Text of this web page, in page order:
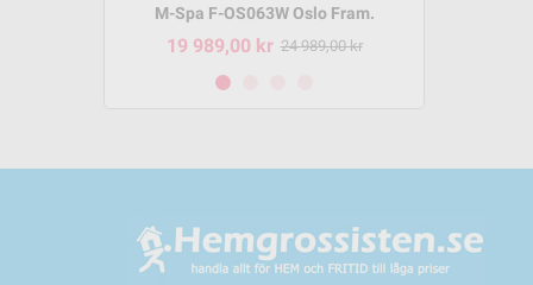
M-Spa F-OS063W Oslo Fram.
19 989,00 kr 24 989,00 kr